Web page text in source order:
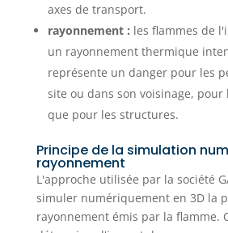
axes de transport.
rayonnement : les flammes de
un rayonnement thermique
représente un danger pour les
site ou dans son voisinage, pour
que pour les structures.
Principe de la simulation
rayonnement
L'approche utilisée par la société
simuler numériquement en 3D la
rayonnement émis par la flamme.